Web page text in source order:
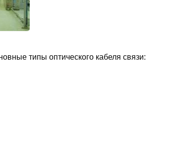
типы оптического кабеля связи: